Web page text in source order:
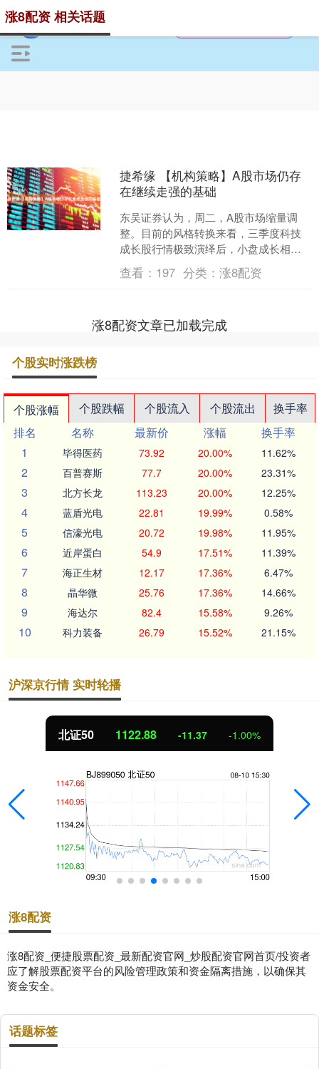
涨8配资 相关话题
捷希缘 【机构策略】A股市场仍存
在继续走强的基础
东吴证券认为，周二，A股市场缩量调
整。目前的风格转换来看，三季度科技
成长股行情极致演绎后，小盘成长相对
大盘价值的超额收益已达历史高位，市
场从高波动成长向低估值、....
查看： 197 分类：涨8配资
涨8配资文章已加载完成
个股实时涨跌榜
个股涨幅 个股跌幅 个股流入 个股流出
换手率
排名
名称 最新价 涨幅
换手率
1
毕得医药 73.92 20.00% 11.62%
2 百普赛斯 77.7 20.00% 23.31%
3 北方长龙 113.23 20.00% 12.25%
4 蓝盾光电 22.81 19.99% 0.58%
5 信濠光电 20.72 19.98% 11.95%
6 近岸蛋白 54.9 17.51% 11.39%
7 海正生材 12.17 17.36% 6.47%
8 晶华微 25.76 17.36% 14.66%
9 海达尔 82.4 15.58% 9.26%
10 科力装备 26.79 15.52% 21.15%
沪深京行情 实时轮播
北证50 1122.88 -11.37 -1.00%
涨8配资
涨8配资_便捷股票配资_最新配资官网_炒股配资官网首页/投资者
应了解股票配资平台的风险管理政策和资金隔离措施，以确保其
资金安全。
话题标签